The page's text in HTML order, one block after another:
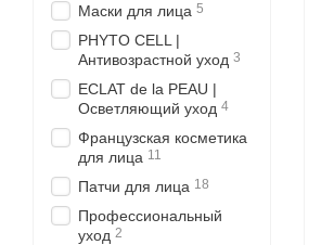
Маски для лица 5
PHYTO CELL |
Антивозрастной уход 3
ECLAT de la PEAU |
Осветляющий уход 4
Французская косметика
для лица 11
Патчи для лица 18
Профессиональный
уход 2